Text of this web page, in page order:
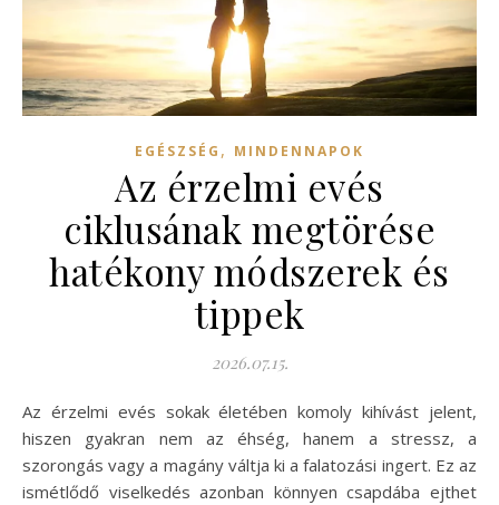
EGÉSZSÉG , MINDENNAPOK
Az érzelmi evés
ciklusának megtörése
hatékony módszerek és
tippek
2026.07.15.
Az érzelmi evés sokak életében komoly kihívást jelent,
hiszen gyakran nem az éhség, hanem a stressz, a
szorongás vagy a magány váltja ki a falatozási ingert. Ez az
ismétlődő viselkedés azonban könnyen csapdába ejthet